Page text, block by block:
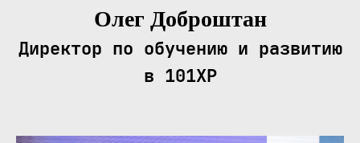
Олег Доброштан
Директор по обучению и развитию
в 101XP